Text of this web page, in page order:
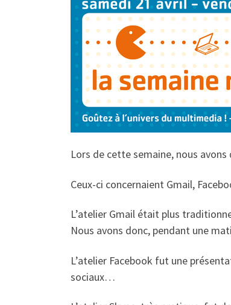
Lors de cette semaine, nous
Ceux-ci concernaient Gmail,
L’atelier Gmail était plus
Nous avons donc, pendant une
L’atelier Facebook fut une
sociaux…